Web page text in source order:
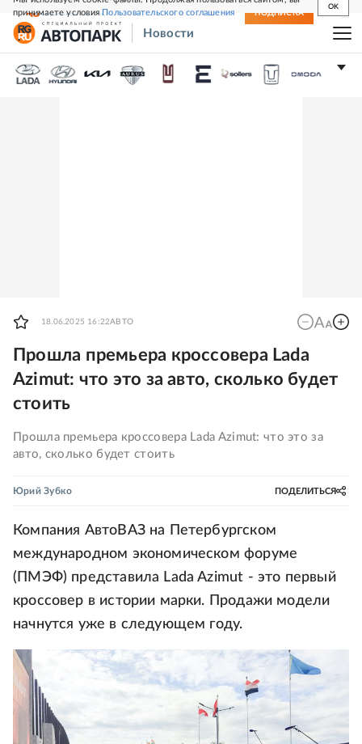
принимаете условияПользовательского соглашения
OK
СВЕЖИЙ НОМЕР ПОДПИСКА
Новости
18.06.2025 16:22АВТО
Прошла премьера кроссовера Lada
Azimut: что это за авто, сколько будет
стоить
Прошла премьера кроссовера Lada Azimut: что это за
авто, сколько будет стоить
Юрий Зубко ПОДЕЛИТЬСЯ
Компания АвтоВАЗ на Петербургском
международном экономическом форуме
(ПМЭФ) представила Lada Azimut - это первый
кроссовер в истории марки. Продажи модели
начнутся уже в следующем году.